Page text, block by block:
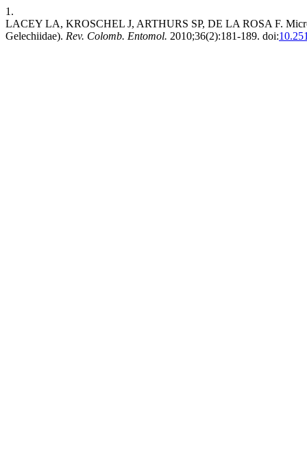
1.
LACEY LA, KROSCHEL J, ARTHURS SP, DE LA ROSA F.
Gelechiidae). Rev. Colomb. Entomol. 2010;36(2):181-189. doi: